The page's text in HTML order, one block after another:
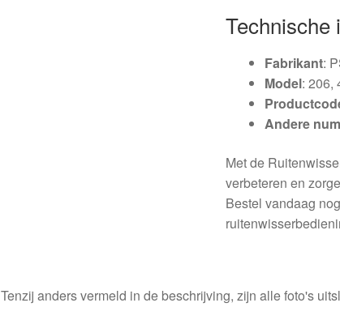
Technische
Fabrikant:
Model: 206,
Andere
Met de
verbeteren en
Bestel vandaag
Tenzij anders vermeld in de beschrijving, zijn alle foto's